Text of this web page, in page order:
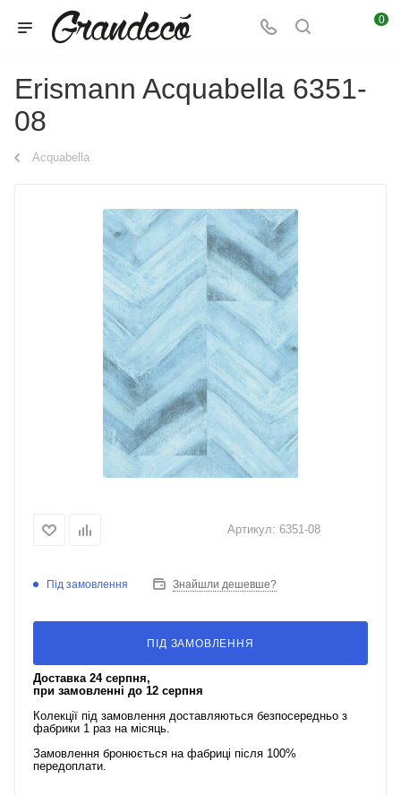
0
Erismann Acquabella 6351-
08
Acquabella
Артикул: 6351-08
Під замовлення Знайшли дешевше?
ПІД ЗАМОВЛЕННЯ
Доставка 24 серпня,
при замовленні до 12 серпня
Колекції під замовлення доставляються безпосередньо з
фабрики 1 раз на місяць.
Замовлення бронюється на фабриці після 100%
передоплати.